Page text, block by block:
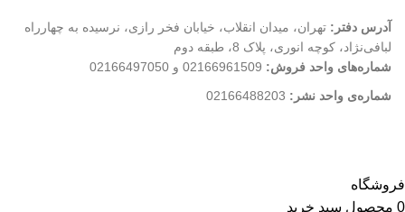
آدرس دفتر: تهران، میدان انقلاب، خیابان فخر رازی، نرسیده به چهارراه
لبافی‌نژاد، کوچه انوری، پلاک 8، طبقه دوم
شماره‌های واحد فروش: 02166961509 و 02166497050
شماره‌‌ی واحد نشر:
فروشگاه
0 محصول سبد خرید